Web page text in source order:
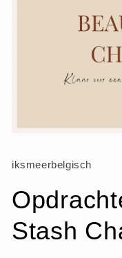
openen
in
iksmeerbelgisch
Stash